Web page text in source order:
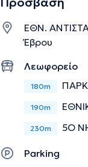
ΕΘΝ.
Έβρου
Λεωφορείο
180m
190m
230m 5Ο
Parking